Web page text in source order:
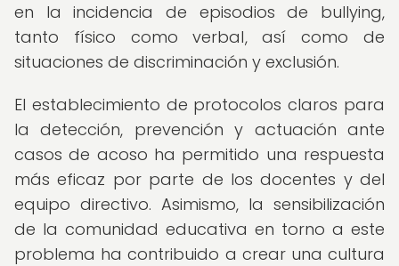
en la incidencia de episodios de bullying,
tanto físico como verbal, así como de
situaciones de discriminación y exclusión.
El establecimiento de protocolos claros para
la detección, prevención y actuación ante
casos de acoso ha permitido una respuesta
más eficaz por parte de los docentes y del
equipo directivo. Asimismo, la sensibilización
de la comunidad educativa en torno a este
problema ha contribuido a crear una cultura